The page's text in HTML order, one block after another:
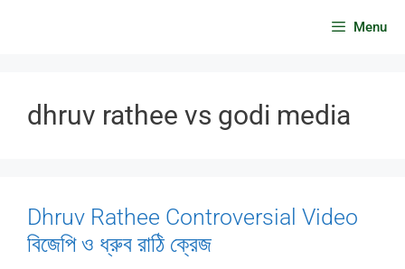
Menu
dhruv rathee vs godi media
Dhruv Rathee Controversial Video
বিজেপি ও ধ্রুব রাঠি ক্রেজ